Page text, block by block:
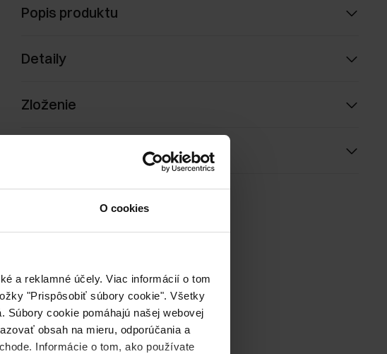
O cookies
a reklamné účely. Viac informácií o tom
"Prispôsobiť súbory cookie". Všetky
cookie pomáhajú našej webovej
obsah na mieru, odporúčania a
Informácie o tom, ako používate
Popis produktu
Detaily
Zloženie